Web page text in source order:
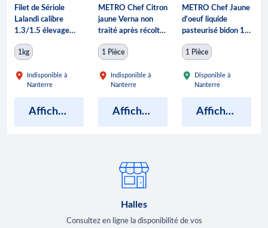
Filet de Sériole
Lalandi calibre
1.3/1.5 élevage
Australie
1kg
Indisponible à
Nanterre
Afficher les prix
METRO Chef Citron
jaune Verna non
traité après récolte
catégorie 1 Espagne
2.5 kg
1 Pièce
Indisponible à
Nanterre
Afficher les prix
METRO Chef Jaune
d'oeuf liquide
pasteurisé bidon 1
kg
1 Pièce
Disponible à
Nanterre
Afficher les prix
Halles
Consultez en ligne la disponibilité de vos